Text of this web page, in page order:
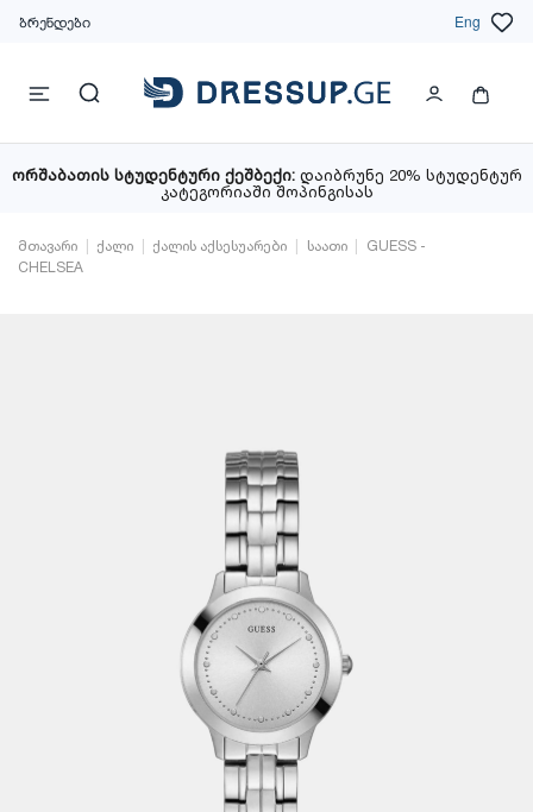
ბრენდები Eng
ორშაბათის სტუდენტური ქეშბექი: დაიბრუნე 20% სტუდენტურ
კატეგორიაში შოპინგისას
მთავარი ქალი ქალის აქსესუარები საათი
GUESS -
CHELSEA